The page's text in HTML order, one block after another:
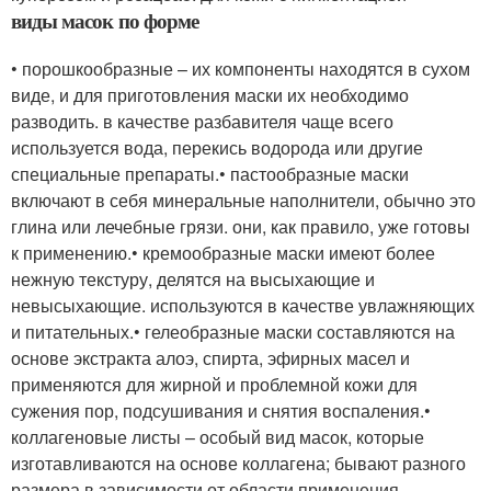
виды масок по форме
• порошкообразные – их компоненты находятся в сухом
виде, и для приготовления маски их необходимо
разводить. в качестве разбавителя чаще всего
используется вода, перекись водорода или другие
специальные препараты.• пастообразные маски
включают в себя минеральные наполнители, обычно это
глина или лечебные грязи. они, как правило, уже готовы
к применению.• кремообразные маски имеют более
нежную текстуру, делятся на высыхающие и
невысыхающие. используются в качестве увлажняющих
и питательных.• гелеобразные маски составляются на
основе экстракта алоэ, спирта, эфирных масел и
применяются для жирной и проблемной кожи для
сужения пор, подсушивания и снятия воспаления.•
коллагеновые листы – особый вид масок, которые
изготавливаются на основе коллагена; бывают разного